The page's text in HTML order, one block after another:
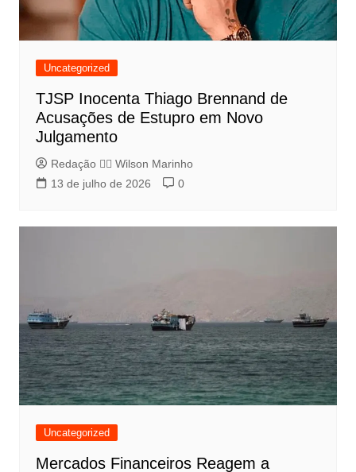
Uncategorized
TJSP Inocenta Thiago Brennand de
Acusações de Estupro em Novo
Julgamento
Redação 👨‍⚖️​ Wilson Marinho
13 de julho de 2026
0
Uncategorized
Mercados Financeiros Reagem a